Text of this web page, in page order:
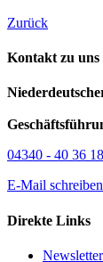
Zurück
Kontakt zu uns
04340 - 40 36
E-Mail schreiben
Direkte Links